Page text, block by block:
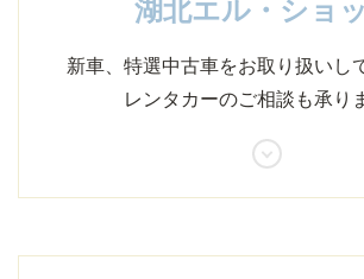
新車、特選中古車をお取り扱いし
レンタカーのご相談も承り